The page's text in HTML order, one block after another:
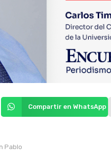
Compartir en WhatsApp
Pablo